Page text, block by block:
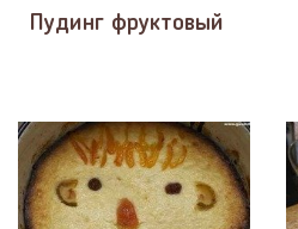
Пудинг фруктовый